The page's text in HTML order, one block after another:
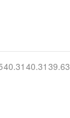
40.31 40.31 39.63